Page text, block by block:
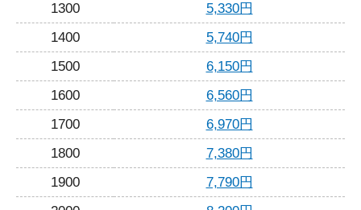
1300
5,330円
1400
5,740円
1500
6,150円
1600
6,560円
1700
6,970円
1800
7,380円
1900
7,790円